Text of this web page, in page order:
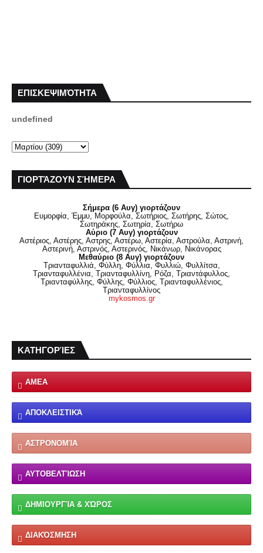
ΕΠΙΣΚΕΨΙΜΌΤΗΤΑ
undefined
ΓΙΟΡΤΆΖΟΥΝ ΣΉΜΕΡΑ
Σήμερα (6 Αυγ) γιορτάζουν
Ευμορφία, Έμμυ, Μορφούλα, Σωτήριος, Σωτήρης, Σώτος,
Σωτηράκης, Σωτηρία, Σωτήρω
Αύριο (7 Αυγ) γιορτάζουν
Αστέριος, Αστέρης, Αστρης, Αστέρω, Αστερία, Αστρούλα, Αστρινή,
Αστερινή, Αστρινός, Αστερινός, Νικάνωρ, Νικάνορας
Μεθαύριο (8 Αυγ) γιορτάζουν
Τριανταφυλλιά, Φύλλη, Φύλλια, Φυλλιώ, Φυλλίτσα,
Τριανταφυλλένια, Τριανταφυλλίνη, Ρόζα, Τριαντάφυλλος,
Τριανταφύλλης, Φύλλης, Φύλλιος, Τριανταφυλλένιος,
Τριανταφυλλίνος
mykosmos.gr
ΚΑΤΗΓΟΡΊΕΣ
ΑΜΕΑ
ΑΠΟΚΛΕΙΣΤΙΚΆ
ΑΣΤΡΟΝΟΜΊΑ
ΑΥΤΟΒΕΛΤΊΩΣΗ
ΔΗΜΙΟΥΡΓΊΑ & ΧΏΡΟΣ
ΔΙΑΚΌΣΜΗΣΗ